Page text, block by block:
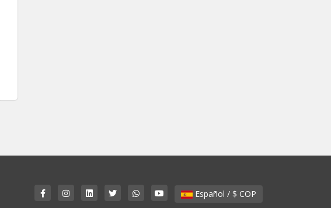
Español / $ COP